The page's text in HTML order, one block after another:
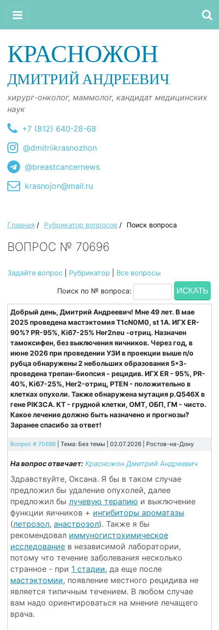
КРАСНОЖОН
ДМИТРИЙ АНДРЕЕВИЧ
хирург-онколог, маммолог, кандидат медицинских
наук
+7 (812) 640-28-68
@dmitriikrasnozhon
@breastcancernews
krasnojon@mail.ru
Главная / Рубрикатор вопросов / Поиск вопроса
ВОПРОС № 70696
Задайте вопрос Рубрикатор Все вопросы
Поиск по № вопроса:
Добрый день, Дмитрий Андреевич! Мне 49 лет. В мае
2025 проведена мастэктомия T1cN0M0, st 1A. ИГХ ER-
90%? PR-95%, Ki67-25% Her2neu -отриц. Назначен
тамоксифен, без выключения яичников. Через год, в
июне 2026 при проведении УЗИ в проекции выше п/о
рубца обнаружены 2 небольших образования 5*3-
проведена трепан-биопсия - рецидив. ИГХ ER - 95%, PR-
40%, Ki67-25%, Her2-отриц, PTEN - положительно в
клетках опухоли. Также обнаружена мутация р.Q546Х в
гене PIK3CA. КТ - грудной клетки, ОМТ, ОБП, ГМ - чисто.
Какое лечение должно быть назначено и прогнозы?
Заранее спасибо за ответ!
Вопрос # 70696 | Тема: Без темы | 02.07.2026 | Ростов-на-Дону
На вопрос отвечает: Красножон Дмитрий Андреевич
Здравствуйте, Оксана. Я бы в таком случае
предложил бы удаление опухолей, далее
предложил бы лучевую терапию и выключение
функции яичников + ингибиторы ароматазы
(летрозол, анастрозол). Также я бы
рекомендовал иммуногистохимическое
исследование в независимой лаборатории,
потому что течение заболевания несколько
странное - при 1 стадии, да еще после
мастэктомии, появление местного рецидива не
является типичным течением. В любом случае
вам надо ориентироваться на мнение лечащего
врача.